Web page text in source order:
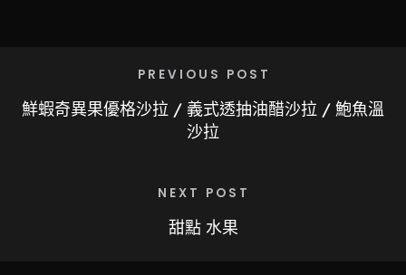
PREVIOUS POST
鮮蝦奇異果優格沙拉 / 義式透抽油醋沙拉 / 鮑魚溫
沙拉
NEXT POST
甜點 水果